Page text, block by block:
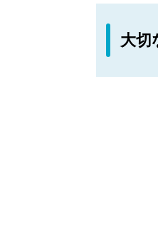
大切